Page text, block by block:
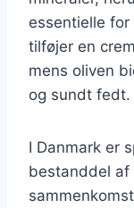
essentielle
tilføjer en
mens oliven
og sundt fedt.
I Danmark er
bestanddel af